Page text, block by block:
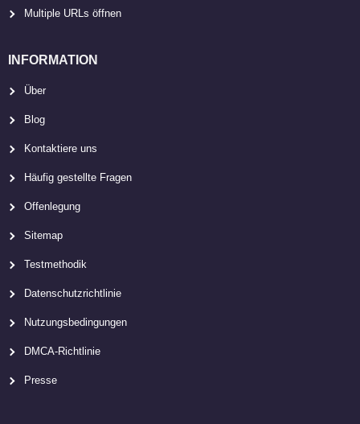
Multiple URLs öffnen
INFORMATION
Über
Blog
Kontaktiere uns
Häufig gestellte Fragen
Offenlegung
Sitemap
Testmethodik
Datenschutzrichtlinie
Nutzungsbedingungen
DMCA-Richtlinie
Presse